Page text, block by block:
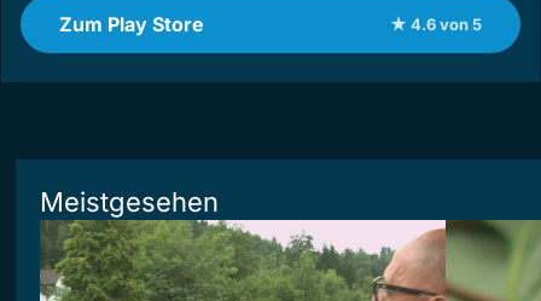
Zum Play Store ★ 4.6 von 5
Meistgesehen